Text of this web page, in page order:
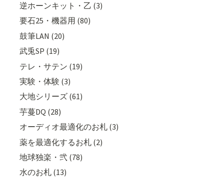
逆ホーンキット・乙 (3)
要石25・機器用 (80)
鼓筆LAN (20)
武兎SP (19)
テレ・サテン (19)
実験・体験 (3)
大地シリーズ (61)
芋蔓DQ (28)
オーディオ最適化のお札 (3)
薬を最適化するお札 (2)
地球独楽・弐 (78)
水のお札 (13)